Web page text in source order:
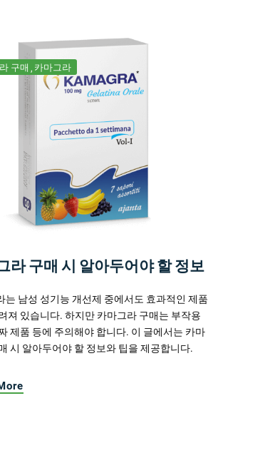
구매 카마그라
라 구매 시 알아두어야 할 정보
는 남성 성기능 개선제 중에서도 효과적인 제품
져 있습니다. 하지만 카마그라 구매는 부작용
제품 등에 주의해야 합니다. 이 글에서는 카마
시 알아두어야 할 정보와 팁을 제공합니다.